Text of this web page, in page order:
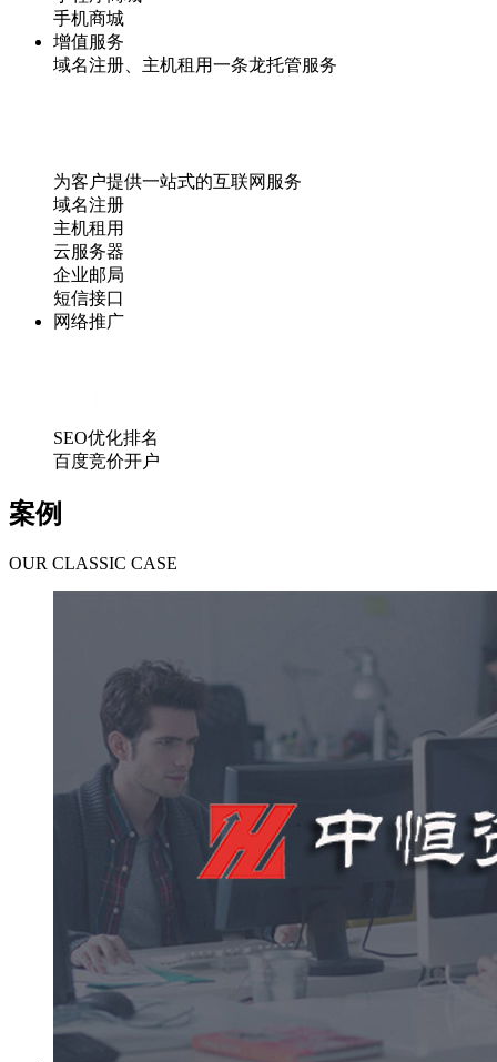
手机商城
增值服务
域名注册、主机租用一条龙托管服务
为客户提供一站式的互联网服务
域名注册
主机租用
云服务器
企业邮局
短信接口
网络推广
SEO优化排名
百度竞价开户
案例
OUR CLASSIC CASE